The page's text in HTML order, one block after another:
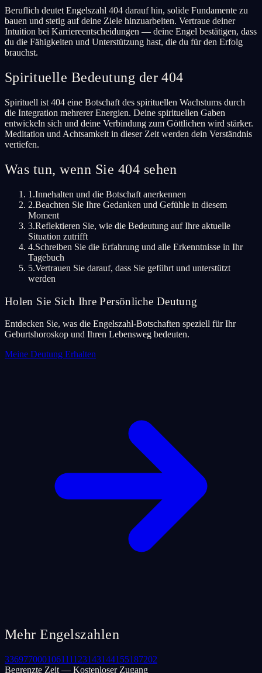
Beruflich deutet Engelszahl 404 darauf hin, solide Fundamente zu
bauen und stetig auf deine Ziele hinzuarbeiten. Vertraue deiner
Intuition bei Karriereentscheidungen — deine Engel bestätigen, dass
du die Fähigkeiten und Unterstützung hast, die du für den Erfolg
brauchst.
Spirituelle Bedeutung der 404
Spirituell ist 404 eine Botschaft des spirituellen Wachstums durch
die Integration mehrerer Energien. Deine spirituellen Gaben
entwickeln sich und deine Verbindung zum Göttlichen wird stärker.
Meditation und Achtsamkeit in dieser Zeit werden dein Verständnis
vertiefen.
Was tun, wenn Sie 404 sehen
1.Innehalten und die Botschaft anerkennen
2.Beachten Sie Ihre Gedanken und Gefühle in diesem
Moment
3.Reflektieren Sie, wie die Bedeutung auf Ihre aktuelle
Situation zutrifft
4.Schreiben Sie die Erfahrung und alle Erkenntnisse in Ihr
Tagebuch
5.Vertrauen Sie darauf, dass Sie geführt und unterstützt
werden
Holen Sie Sich Ihre Persönliche Deutung
Entdecken Sie, was die Engelszahl-Botschaften speziell für Ihr
Geburtshoroskop und Ihren Lebensweg bedeuten.
Meine Deutung Erhalten
Mehr Engelszahlen
336977000106111123143144155187202
Begrenzte Zeit — Kostenloser Zugang